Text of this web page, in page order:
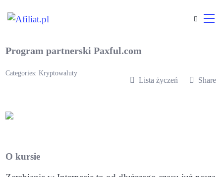
Program partnerski Paxful.com
Categories:Kryptowaluty
Lista życzeń Share
O kursie